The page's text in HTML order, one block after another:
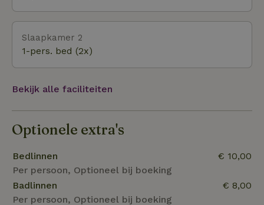
en heeft een breed aanbod aan winkels en horeca.
Ook het bezoeken van musea, bioscopen,
voorstellingen behoort tot de mogelijkheid. Zo ligt de
stad Assen (Drents museum) op 10 minuten afstand
en Groningen (Groninger Museum) op slechts 20
Slaapkamer 2
1-pers. bed (2x)
Bekijk alle faciliteiten
Optionele extra's
Bedlinnen
Per persoon, Optioneel bij boeking
€ 10,00
Badlinnen
Per persoon, Optioneel bij boeking
€ 8,00